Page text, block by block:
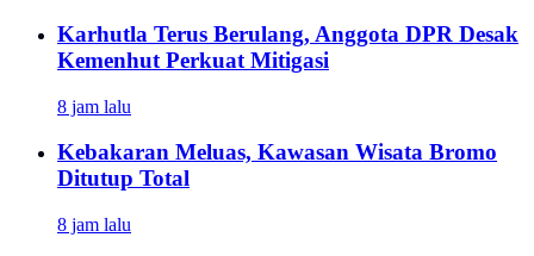
Karhutla Terus Berulang, Anggota DPR Desak
Kemenhut Perkuat Mitigasi
8 jam lalu
Kebakaran Meluas, Kawasan Wisata Bromo
Ditutup Total
8 jam lalu